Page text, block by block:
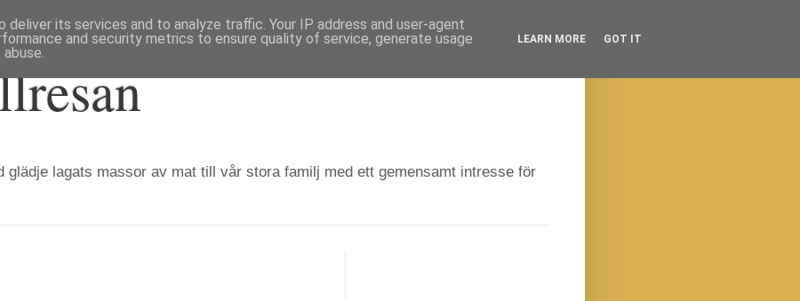
glädje lagats massor av mat till vår stora familj med ett gemensamt intresse för
its services and to analyze traffic. Your IP address and user-agent
and security metrics to ensure quality of service, generate usage
LEARN MORE GOT IT